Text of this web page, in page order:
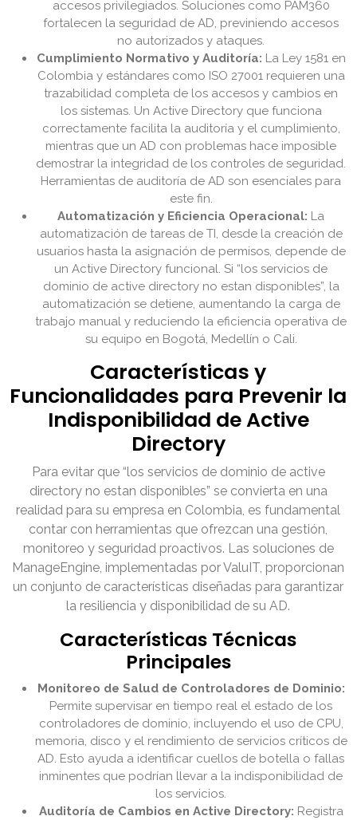
accesos privilegiados. Soluciones como PAM360
fortalecen la seguridad de AD, previniendo accesos
no autorizados y ataques.
Cumplimiento Normativo y Auditoría: La Ley 1581 en
Colombia y estándares como ISO 27001 requieren una
trazabilidad completa de los accesos y cambios en
los sistemas. Un Active Directory que funciona
correctamente facilita la auditoría y el cumplimiento,
mientras que un AD con problemas hace imposible
demostrar la integridad de los controles de seguridad.
Herramientas de auditoría de AD son esenciales para
este fin.
Automatización y Eficiencia Operacional: La
automatización de tareas de TI, desde la creación de
usuarios hasta la asignación de permisos, depende de
un Active Directory funcional. Si “los servicios de
dominio de active directory no estan disponibles”, la
automatización se detiene, aumentando la carga de
trabajo manual y reduciendo la eficiencia operativa de
su equipo en Bogotá, Medellín o Cali.
Características y
Funcionalidades para Prevenir la
Indisponibilidad de Active
Directory
Para evitar que “los servicios de dominio de active
directory no estan disponibles” se convierta en una
realidad para su empresa en Colombia, es fundamental
contar con herramientas que ofrezcan una gestión,
monitoreo y seguridad proactivos. Las soluciones de
ManageEngine, implementadas por ValuIT, proporcionan
un conjunto de características diseñadas para garantizar
la resiliencia y disponibilidad de su AD.
Características Técnicas
Principales
Monitoreo de Salud de Controladores de Dominio:
Permite supervisar en tiempo real el estado de los
controladores de dominio, incluyendo el uso de CPU,
memoria, disco y el rendimiento de servicios críticos de
AD. Esto ayuda a identificar cuellos de botella o fallas
inminentes que podrían llevar a la indisponibilidad de
los servicios.
Auditoría de Cambios en Active Directory: Registra